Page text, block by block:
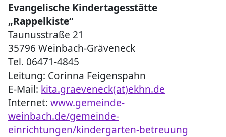
Evangelische Kindertagesstätte
„Rappelkiste“
Taunusstraße 21
35796 Weinbach-Gräveneck
Tel. 06471-4845
Leitung: Corinna Feigenspahn
E-Mail: kita.graeveneck(at)ekhn.de
Internet: www.gemeinde-
weinbach.de/gemeinde-
einrichtungen/kindergarten-betreuung